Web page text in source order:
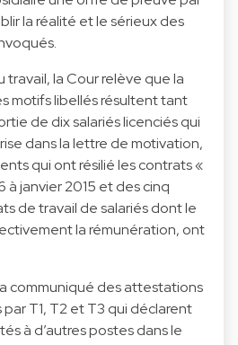
la réalité et le sérieux des
travail, la Cour relève que la
motifs libellés résultent tant
de dix salariés licenciés qui
dans la lettre de motivation,
qui ont résilié les contrats «
à janvier 2015 et des cinq
de travail de salariés dont le
la rémunération, ont
communiqué des attestations
T1, T2 et T3 qui déclarent
à d’autres postes dans le